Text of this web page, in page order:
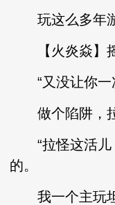
玩这么多年游
【火炎焱】摇
“又没让你一
做个陷阱，拉
“拉怪这活儿
的。
我一个主玩坦